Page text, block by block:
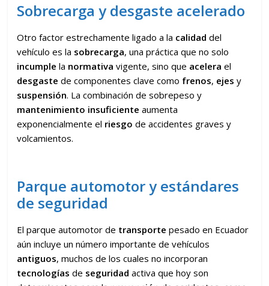
Sobrecarga y desgaste acelerado
Otro factor estrechamente ligado a la calidad del
vehículo es la sobrecarga, una práctica que no solo
incumple la normativa vigente, sino que acelera el
desgaste de componentes clave como frenos, ejes y
suspensión. La combinación de sobrepeso y
mantenimiento insuficiente aumenta
exponencialmente el riesgo de accidentes graves y
volcamientos.
Parque automotor y estándares
de seguridad
El parque automotor de transportepesado en Ecuador
aún incluye un número importante de vehículos
antiguos, muchos de los cuales no incorporan
tecnologías de seguridad activa que hoy son